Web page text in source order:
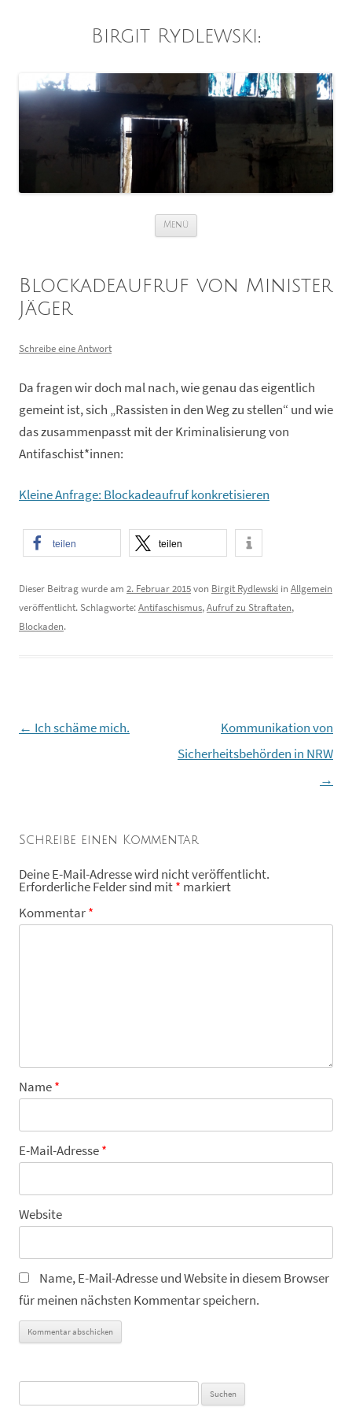
Birgit Rydlewski :
Menü
Blockadeaufruf von Minister
Jäger
Schreibe eine Antwort
Da fragen wir doch mal nach, wie genau das eigentlich
gemeint ist, sich „Rassisten in den Weg zu stellen“ und wie
das zusammenpasst mit der Kriminalisierung von
Antifaschist*innen:
Kleine Anfrage: Blockadeaufruf konkretisieren
teilen teilen
Dieser Beitrag wurde am 2. Februar 2015von Birgit Rydlewski in Allgemein
veröffentlicht. Schlagworte:Antifaschismus,Aufruf zu Straftaten,
Blockaden.
Beitragsnavigation
← Ich schäme mich.
Kommunikation von
Sicherheitsbehörden in NRW
→
Schreibe einen Kommentar
Deine E-Mail-Adresse wird nicht veröffentlicht.
Erforderliche Felder sind mit* markiert
Kommentar*
Name*
E-Mail-Adresse*
Website
Name, E-Mail-Adresse und Website in diesem Browser
für meinen nächsten Kommentar speichern.
nach: